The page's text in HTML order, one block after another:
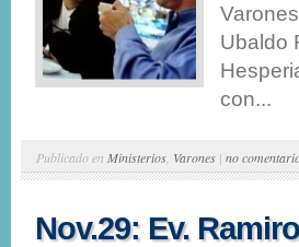
Ubaldo
con...
Publicado en Ministerios Varones | no
Nov.29: Ev.